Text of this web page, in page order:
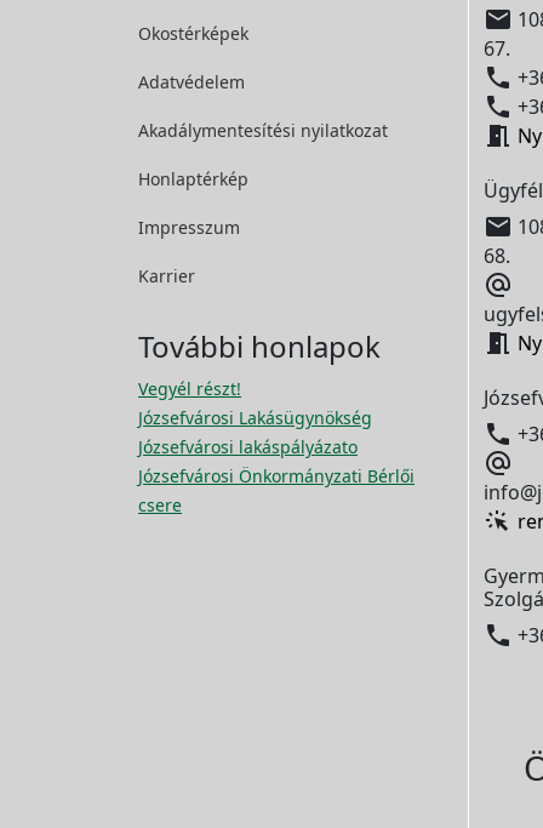
Okostérképek
Adatvédelem
Akadálymentesítési nyilatkozat
Honlaptérkép
Impresszum
Karrier
További honlapok
Vegyél részt!
Józsefvárosi Lakásügynökség
Józsefvárosi lakáspályázato
Józsefvárosi Önkormányzati Bérlői
csere

67.




68.




